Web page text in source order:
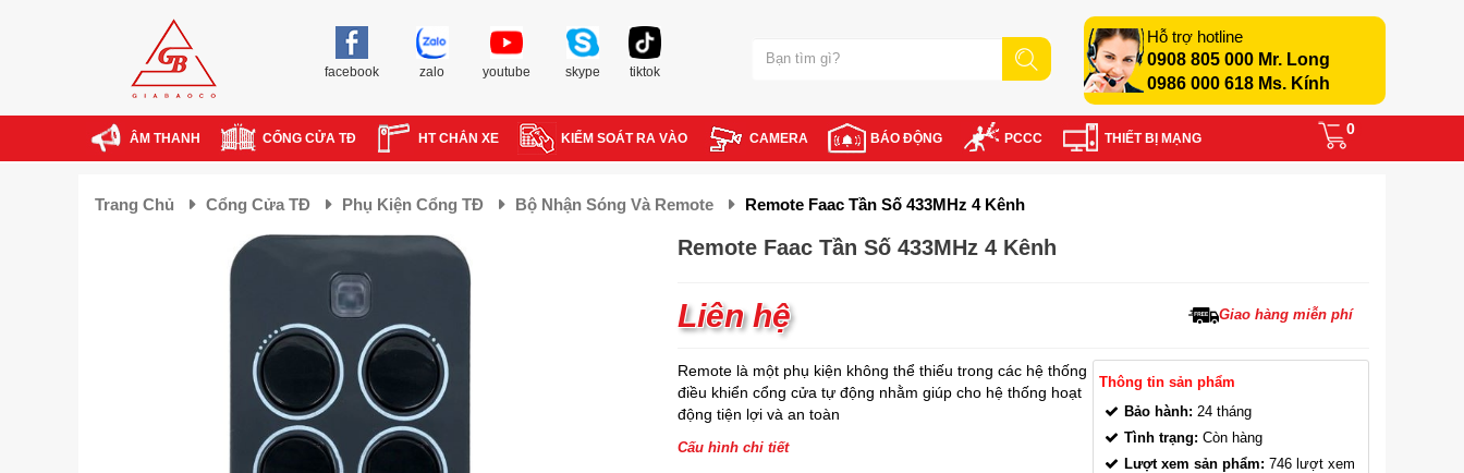
Hỗ trợ hotline
0908 805 000 Mr. Long
0986 000 618 Ms. Kính
facebook zalo youtube skype tiktok
ÂM THANH CỔNG CỬA TĐ HT CHẮN XE KIỂM SOÁT RA VÀO CAMERA BÁO ĐỘNG PCCC THIẾT BỊ MẠNG
0
Trang Chủ Cổng Cửa TĐ Phụ Kiện Cổng TĐ Bộ Nhận Sóng Và Remote Remote Faac Tần Số 433MHz 4 Kênh
Remote Faac Tần Số 433MHz 4 Kênh
Liên hệ Giao hàng miễn phí
Remote là một phụ kiện không thể thiếu trong các hệ thống
điều khiển cổng cửa tự động nhằm giúp cho hệ thống hoạt
động tiện lợi và an toàn
Cấu hình chi tiết
Thông tin sản phẩm
Bảo hành: 24 tháng
Tình trạng: Còn hàng
Lượt xem sản phẩm: 746 lượt xem